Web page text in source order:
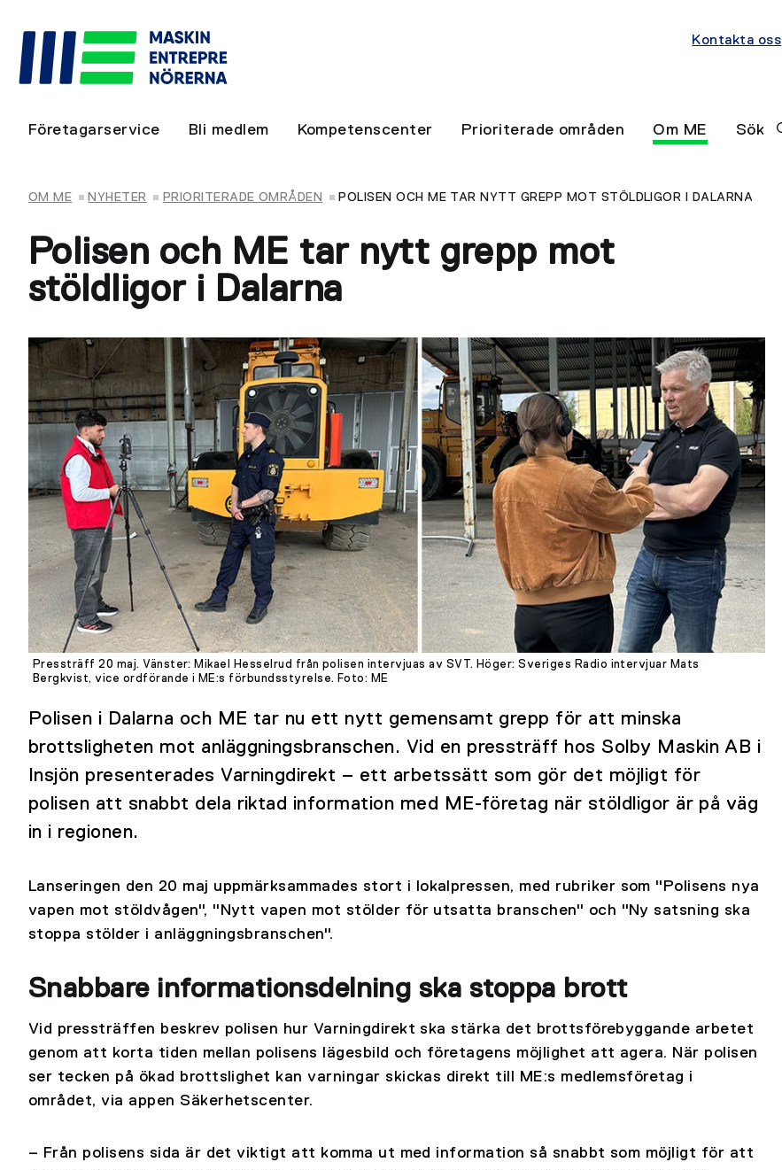
Kontakta oss
Företagarservice Bli medlem Kompetenscenter Prioriterade områden Om ME Sök
OM ME NYHETER PRIORITERADE OMRÅDEN POLISEN OCH ME TAR NYTT GREPP MOT STÖLDLIGOR I DALARNA
Polisen och ME tar nytt grepp mot
stöldligor i Dalarna
Pressträff 20 maj. Vänster: Mikael Hesselrud från polisen intervjuas av SVT. Höger: Sveriges Radio intervjuar Mats
Bergkvist, vice ordförande i ME:s förbundsstyrelse. Foto: ME
Polisen i Dalarna och ME tar nu ett nytt gemensamt grepp för att minska
brottsligheten mot anläggningsbranschen. Vid en pressträff hos Solby Maskin AB i
Insjön presenterades Varningdirekt – ett arbetssätt som gör det möjligt för
polisen att snabbt dela riktad information med ME-företag när stöldligor är på väg
in i regionen.
Lanseringen den 20 maj uppmärksammades stort i lokalpressen, med rubriker som "Polisens nya
vapen mot stöldvågen", "Nytt vapen mot stölder för utsatta branschen" och "Ny satsning ska
stoppa stölder i anläggningsbranschen".
Snabbare informationsdelning ska stoppa brott
Vid pressträffen beskrev polisen hur Varningdirekt ska stärka det brottsförebyggande arbetet
genom att korta tiden mellan polisens lägesbild och företagens möjlighet att agera. När polisen
ser tecken på ökad brottslighet kan varningar skickas direkt till ME:s medlemsföretag i
området, via appen Säkerhetscenter.
– Från polisens sida är det viktigt att komma ut med information så snabbt som möjligt för att